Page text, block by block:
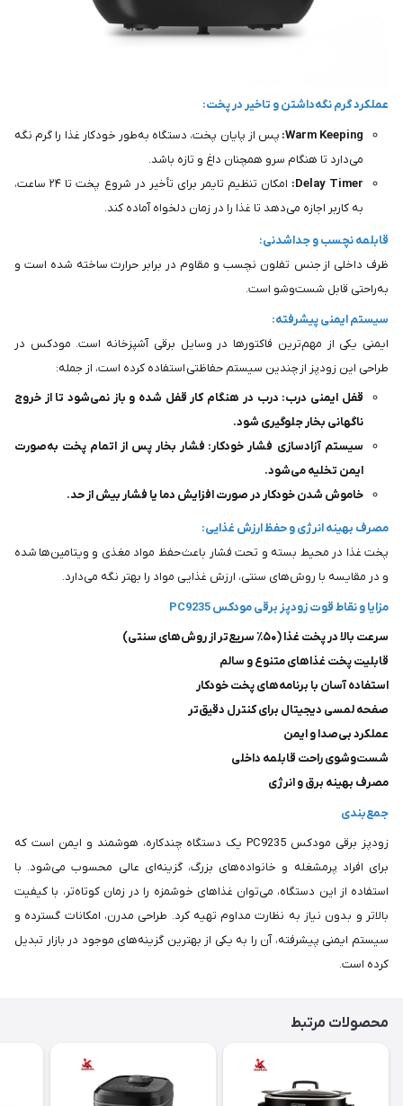
عملکرد گرم نگه‌داشتن و تاخیر در پخت:
Warm Keeping: پس از پایان پخت، دستگاه به‌طور خودکار غذا را گرم نگه
می‌دارد تا هنگام سرو همچنان داغ و تازه باشد.
Delay Timer:
امکان تنظیم تایمر برای تأخیر در شروع پخت تا ۲۴ ساعت،
به کاربر اجازه می‌دهد تا غذا را در زمان دلخواه آماده کند.
قابلمه نچسب و جداشدنی:
ظرف داخلی از جنس تفلون نچسب و مقاوم در برابر حرارت ساخته شده است و
به‌راحتی قابل شست‌وشو است.
سیستم ایمنی پیشرفته:
ایمنی یکی از مهم‌ترین فاکتورها در وسایل برقی آشپزخانه است. مودکس در
طراحی این زودپز از چندین سیستم حفاظتی استفاده کرده است، از جمله:
قفل ایمنی درب: درب در هنگام کار قفل شده و باز نمی‌شود تا از خروج
ناگهانی بخار جلوگیری شود.
سیستم آزادسازی فشار خودکار: فشار بخار پس از اتمام پخت به‌صورت
ایمن تخلیه می‌شود.
خاموش شدن خودکار در صورت افزایش دما یا فشار بیش از حد.
مصرف بهینه انرژی و حفظ ارزش غذایی:
پخت غذا در محیط بسته و تحت فشار باعث حفظ مواد مغذی و ویتامین‌ها شده
و در مقایسه با روش‌های سنتی، ارزش غذایی مواد را بهتر نگه می‌دارد.
مزایا و نقاط قوت زودپز برقی مودکس PC9235
سرعت بالا در پخت غذا (۵۰٪ سریع‌تر از روش‌های سنتی)
قابلیت پخت غذاهای متنوع و سالم
استفاده آسان با برنامه‌های پخت خودکار
صفحه لمسی دیجیتال برای کنترل دقیق‌تر
عملکرد بی‌صدا و ایمن
شست‌وشوی راحت قابلمه داخلی
مصرف بهینه برق و انرژی
جمع‌بندی
زودپز برقی مودکس PC9235 یک دستگاه چندکاره، هوشمند و ایمن است که
برای افراد پرمشغله و خانواده‌های بزرگ، گزینه‌ای عالی محسوب می‌شود. با
استفاده از این دستگاه، می‌توان غذاهای خوشمزه را در زمان کوتاه‌تر، با کیفیت
بالاتر و بدون نیاز به نظارت مداوم تهیه کرد. طراحی مدرن، امکانات گسترده و
سیستم ایمنی پیشرفته، آن را به یکی از بهترین گزینه‌های موجود در بازار تبدیل
کرده است.
محصولات مرتبط